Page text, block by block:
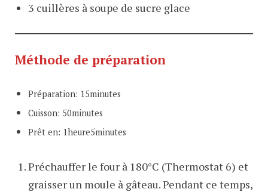
3 cuillères à soupe de sucre glace
Méthode de préparation
Préparation: 15minutes
Cuisson: 50minutes
Prêt en: 1heure5minutes
Préchauffer le four à 180°C (Thermostat 6) et
graisser un moule à gâteau. Pendant ce temps,